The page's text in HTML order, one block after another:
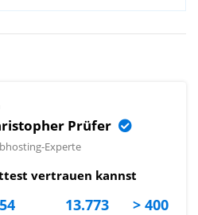
Prüfer
Experte
vertrauen kannst
13.773 > 400